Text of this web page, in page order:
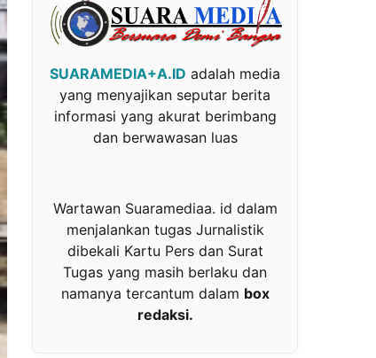
SUARAMEDIA+A.ID adalah media
yang menyajikan seputar berita
informasi yang akurat berimbang
dan berwawasan luas
Wartawan Suaramediaa. id dalam
menjalankan tugas Jurnalistik
dibekali Kartu Pers dan Surat
Tugas yang masih berlaku dan
namanya tercantum dalam box
redaksi.